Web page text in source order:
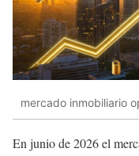
mercado inmobiliario
En junio de 2026 el